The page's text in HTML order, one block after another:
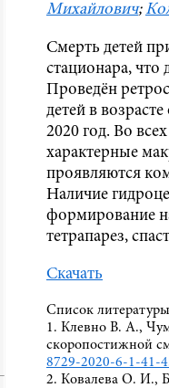
Михайлович;
Смерть детей
стационара, что
Проведён
детей в
2020 год. Во
характерные
проявляются
Наличие
формирование
тетрапарез,
Скачать
Список
1. Клевно В. А.,
скоропостижной
8729-2020-6-1-41-
2. Ковалева О. И.,